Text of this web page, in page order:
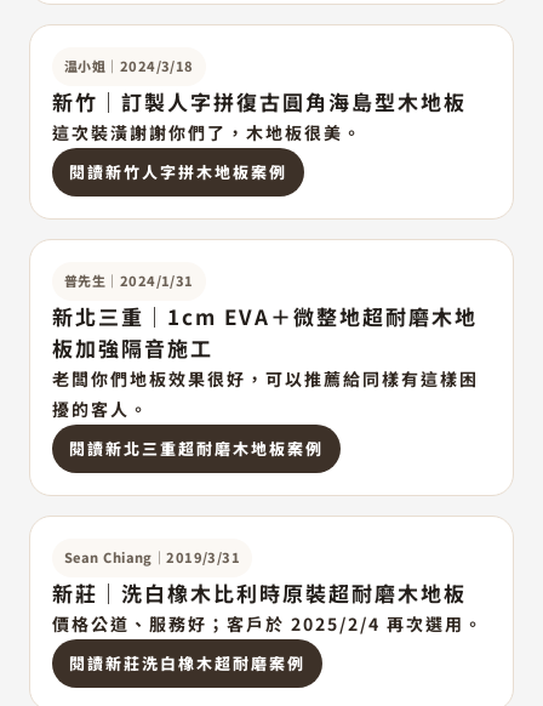
温小姐 ｜ 2024/3/18
新竹｜訂製人字拼復古圓角海島型木地板
這次裝潢謝謝你們了，木地板很美。
閱讀新竹人字拼木地板案例
普先生 ｜ 2024/1/31
新北三重｜1cm EVA＋微整地超耐磨木地
板加強隔音施工
老闆你們地板效果很好，可以推薦給同樣有這樣困
擾的客人。
閱讀新北三重超耐磨木地板案例
Sean Chiang ｜2019/3/31
新莊｜洗白橡木比利時原裝超耐磨木地板
價格公道、服務好；客戶於 2025/2/4 再次選用。
閱讀新莊洗白橡木超耐磨案例